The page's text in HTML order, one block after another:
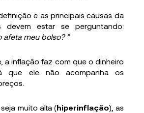
e as principais causas da
devem estar se perguntando:
afeta meu bolso? ”
a inflação faz com que o dinheiro
que ele não acompanha os
muito alta (hiperinflação), as